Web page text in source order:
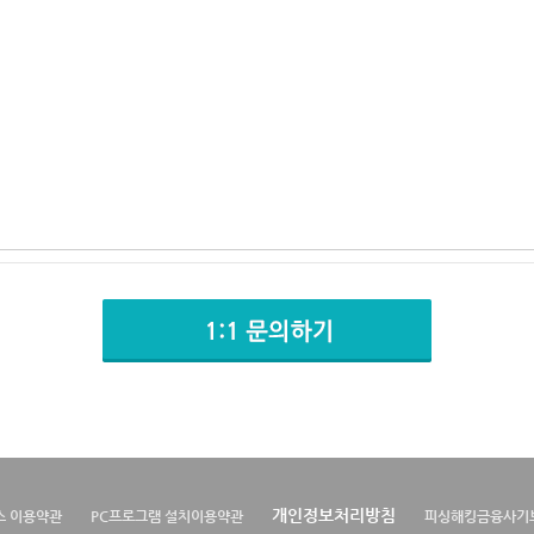
이용약관 PC프로그램 설치이용약관 개인정보처리방침 피싱해킹금융사기